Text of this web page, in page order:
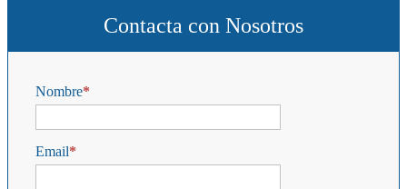
Contacta con Nosotros
Nombre
Email